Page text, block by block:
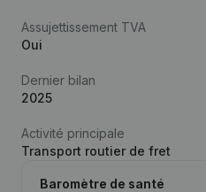
Assujettissement TVA
Oui
Dernier bilan
2025
Activité principale
Transport routier de fret
Baromètre de santé